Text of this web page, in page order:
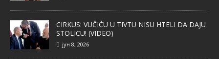
CIRKUS: VUČIĆU U TIVTU NISU HTELI DA DAJU
STOLICU! (VIDEO)
јун 8, 2026